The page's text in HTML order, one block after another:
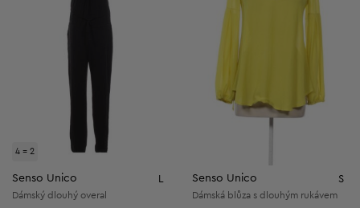
4 = 2
Senso Unico
Dámský dlouhý overal
Senso Unico S
Dámská blůza s dlouhým rukávem